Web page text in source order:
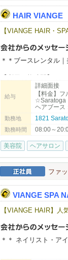
ビザサポートについて
長く働いてくださる
あなたの「好き」や
ご応募を心よりお待ち
ローカルのお客様を中
お客様との信頼関係
「Japanese Head Spa
他サロンと差別化で
今後さらに拡大してい
「海外で働くのが初
顧客がいない状態か
まずはお気軽にご連絡
HAIR VIANGE
【VIANGE HAIR・
＊＊ブースレンタル
☆週7日、8:00～20:00
お気軽に見学にお越
☆Saratoga
ヘアブース：月$1000
☆Dublin
スパルーム：月＄900
カリフォルニアで10
「日本の技術で満足
ます。
明るく、フレンドリ
まずはお気軽に
給与
詳細面接
【料金】
☆Saratoga
ヘアブース
勤務地 1821
勤務時間 08:00～
美容院 ヘアサロン
ファ
VIANGE SPA
【VIANGE HAIR】
＊＊ ネイリスト・ア